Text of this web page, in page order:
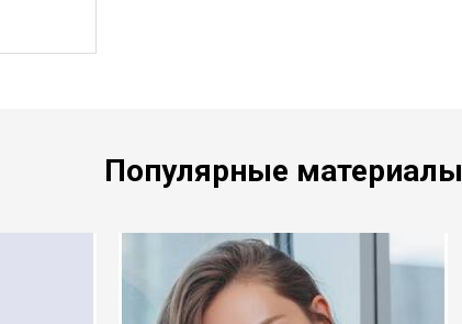
Популярные материалы